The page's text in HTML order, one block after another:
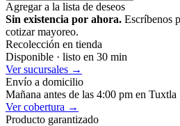
Agregar a la lista de deseos
Sin existencia por ahora. Escríbenos
cotizar mayoreo.
Recolección en tienda
Disponible · listo en 30 min
Ver sucursales →
Envío a domicilio
Mañana antes de las 4:00 pm en Tuxtla
Ver cobertura →
Producto garantizado